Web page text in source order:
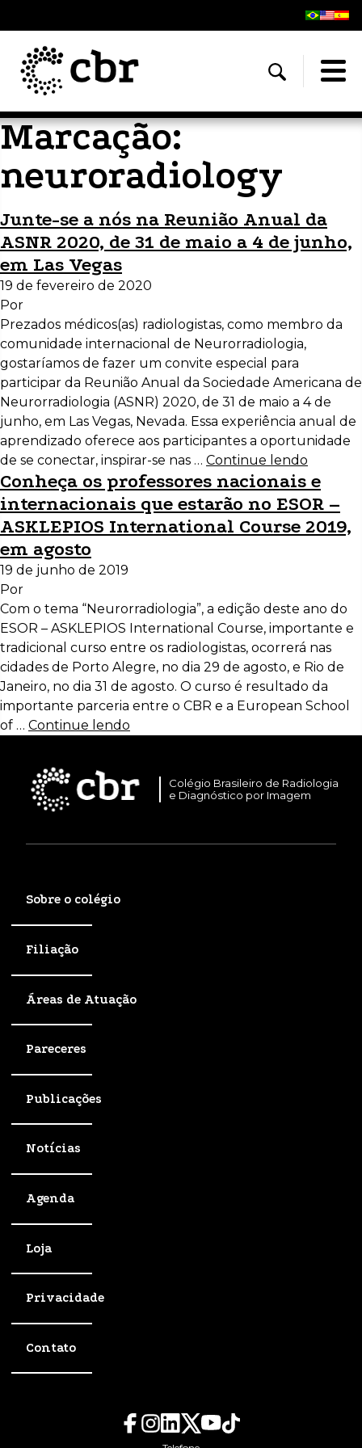
Marcação:
neuroradiology
Junte-se a nós na Reunião Anual da
ASNR 2020, de 31 de maio a 4 de junho,
em Las Vegas
19 de fevereiro de 2020
Por
Prezados médicos(as) radiologistas, como membro da
comunidade internacional de Neurorradiologia,
gostaríamos de fazer um convite especial para
participar da Reunião Anual da Sociedade Americana de
Neurorradiologia (ASNR) 2020, de 31 de maio a 4 de
junho, em Las Vegas, Nevada. Essa experiência anual de
aprendizado oferece aos participantes a oportunidade
de se conectar, inspirar-se nas … Continue lendo
Conheça os professores nacionais e
internacionais que estarão no ESOR –
ASKLEPIOS International Course 2019,
em agosto
19 de junho de 2019
Por
Com o tema “Neurorradiologia”, a edição deste ano do
ESOR – ASKLEPIOS International Course, importante e
tradicional curso entre os radiologistas, ocorrerá nas
cidades de Porto Alegre, no dia 29 de agosto, e Rio de
Janeiro, no dia 31 de agosto. O curso é resultado da
importante parceria entre o CBR e a European School
of … Continue lendo
Colégio Brasileiro de Radiologia
e Diagnóstico por Imagem
Sobre o colégio
Filiação
Áreas de Atuação
Pareceres
Publicações
Notícias
Agenda
Loja
Privacidade
Contato